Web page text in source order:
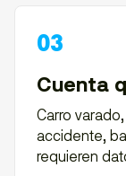
Cuenta
Carro
accidente,
requieren